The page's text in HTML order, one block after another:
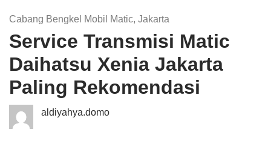
Cabang Bengkel Mobil Matic, Jakarta
Service Transmisi Matic
Daihatsu Xenia Jakarta
Paling Rekomendasi
aldiyahya.domo